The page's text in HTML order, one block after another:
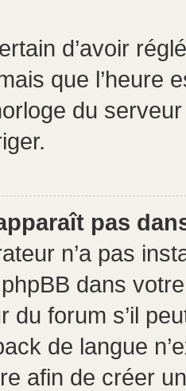
d’avoir
que l’heure
du
pas
n’a pas
dans
du forum s’il
de langue
afin de créer